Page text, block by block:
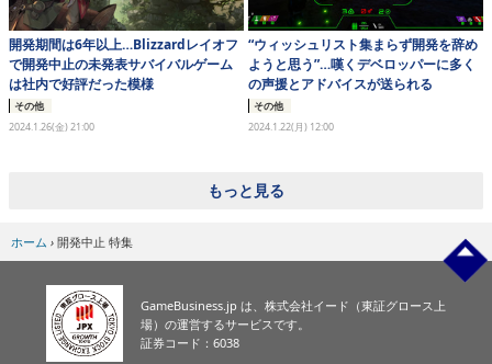
開発期間は6年以上…Blizzardレイオフ
で開発中止の未発表サバイバルゲーム
は社内で好評だった模様
その他
2024.1.26(金) 21:00
“ウィッシュリスト集まらず開発を辞め
ようと思う”…嘆くデベロッパーに多く
の声援とアドバイスが送られる
その他
2024.1.22(月) 12:00
もっと見る
ホーム › 開発中止 特集
GameBusiness.jp は、株式会社イード（東証グロース上
場）の運営するサービスです。
証券コード：6038